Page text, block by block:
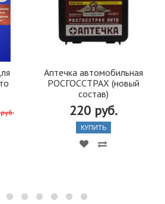
Аптечка автомобильная
РОСГОССТРАХ (новый
состав)
220 руб.
КУПИТЬ